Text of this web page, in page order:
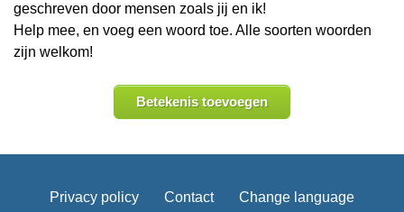
geschreven door mensen zoals jij en ik!
Help mee, en voeg een woord toe. Alle soorten woorden
zijn welkom!
Betekenis toevoegen
Privacy policy Contact Change language